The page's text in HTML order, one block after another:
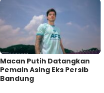
Macan Putih Datangkan
Pemain Asing Eks Persib
Bandung